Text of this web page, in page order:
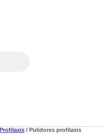
Profilaxis/ Pulidores profilaxis